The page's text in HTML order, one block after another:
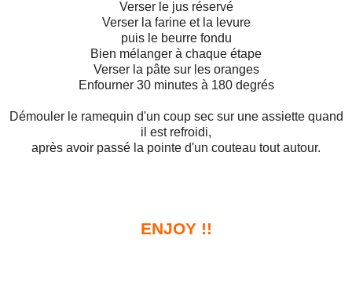
Verser le jus réservé
Verser la farine et la levure
puis le beurre fondu
Bien mélanger à chaque étape
Verser la pâte sur les oranges
Enfourner 30 minutes à 180 degrés
Démouler le ramequin d'un coup sec sur une assiette quand
il est refroidi,
après avoir passé la pointe d'un couteau tout autour.
ENJOY !!